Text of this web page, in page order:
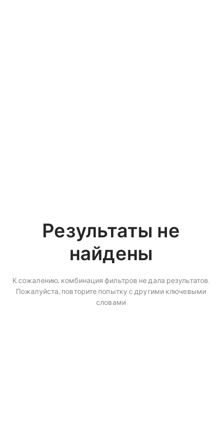
Результаты не
найдены
К сожалению, комбинация фильтров не дала результатов.
Пожалуйста, повторите попытку с другими ключевыми
словами